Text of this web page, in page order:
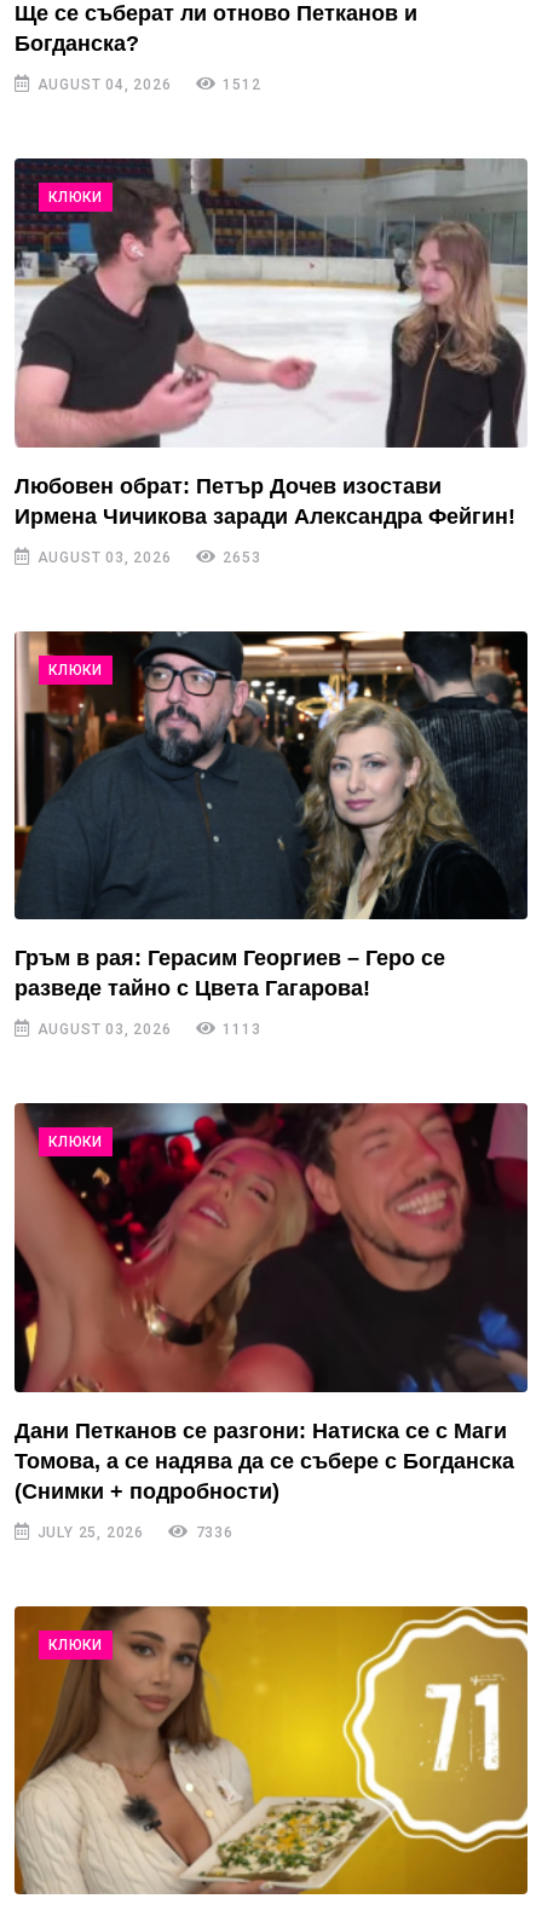
Ще се съберат ли отново Петканов и
Богданска?
AUGUST 04, 2026 1512
КЛЮКИ
Любовен обрат: Петър Дочев изостави
Ирмена Чичикова заради Александра Фейгин!
AUGUST 03, 2026 2653
КЛЮКИ
Гръм в рая: Герасим Георгиев – Геро се
разведе тайно с Цвета Гагарова!
AUGUST 03, 2026 1113
КЛЮКИ
Дани Петканов се разгони: Натиска се с Маги
Томова, а се надява да се събере с Богданска
(Снимки + подробности)
JULY 25, 2026 7336
КЛЮКИ